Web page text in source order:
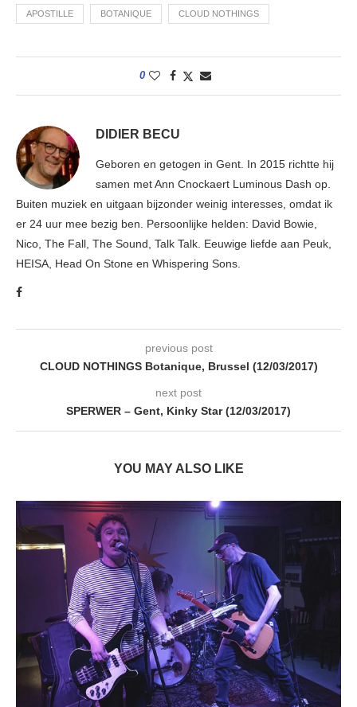
APOSTILLE BOTANIQUE CLOUD NOTHINGS
0
DIDIER BECU
Geboren en getogen in Gent. In 2015 richtte hij
samen met Ann Cnockaert Luminous Dash op.
Buiten muziek en uitgaan bijzonder weinig interesses, omdat ik
er 24 uur mee bezig ben. Persoonlijke helden: David Bowie,
Nico, The Fall, The Sound, Talk Talk. Eeuwige liefde aan Peuk,
HEISA, Head On Stone en Whispering Sons.
previous post
CLOUD NOTHINGS Botanique, Brussel (12/03/2017)
next post
SPERWER – Gent, Kinky Star (12/03/2017)
YOU MAY ALSO LIKE